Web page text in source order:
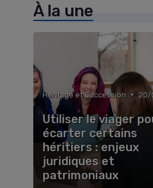
À la une
Héritage et Succession • 20/
Utiliser le viager
écarter certains
héritiers : enjeux
juridiques et
patrimoniaux